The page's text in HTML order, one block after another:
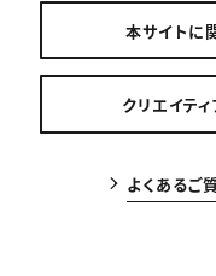
本サイトに
クリエイテ
よくあるご